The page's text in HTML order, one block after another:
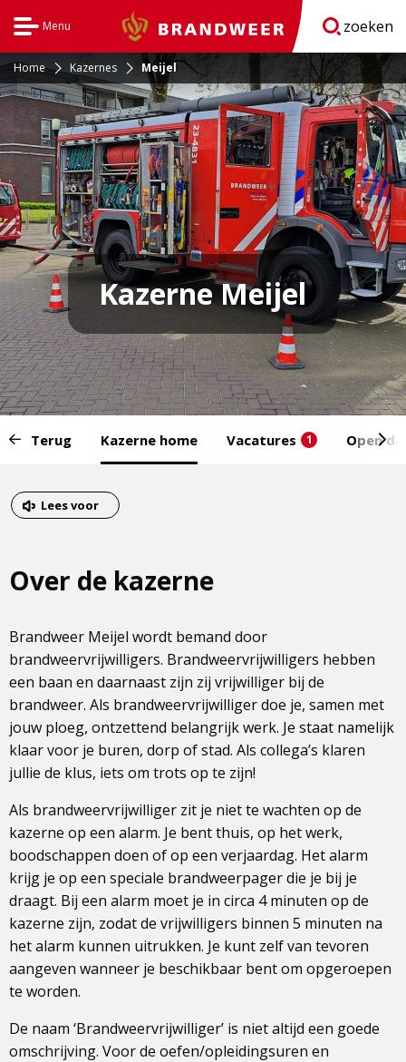
Menu Brandweer zoeken
Home Kazernes Meijel
Kazerne Meijel
van
menu:
Terug Kazerne home Vacatures 1 Open
van
het
Dit
externe
Lees voor
Over de kazerne
Brandweer Meijel wordt bemand door
brandweervrijwilligers. Brandweervrijwilligers hebben
een baan en daarnaast zijn zij vrijwilliger bij de
brandweer. Als brandweervrijwilliger doe je, samen met
jouw ploeg, ontzettend belangrijk werk. Je staat namelijk
klaar voor je buren, dorp of stad. Als collega’s klaren
jullie de klus, iets om trots op te zijn!
Als brandweervrijwilliger zit je niet te wachten op de
kazerne op een alarm. Je bent thuis, op het werk,
boodschappen doen of op een verjaardag. Het alarm
krijg je op een speciale brandweerpager die je bij je
draagt. Bij een alarm moet je in circa 4 minuten op de
kazerne zijn, zodat de vrijwilligers binnen 5 minuten na
het alarm kunnen uitrukken. Je kunt zelf van tevoren
aangeven wanneer je beschikbaar bent om opgeroepen
te worden.
De naam ‘Brandweervrijwilliger’ is niet altijd een goede
omschrijving. Voor de oefen/opleidingsuren en